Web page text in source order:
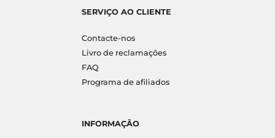
SERVIÇO AO CLIENTE
Contacte-nos
Livro de reclamações
FAQ
Programa de afiliados
INFORMAÇÃO